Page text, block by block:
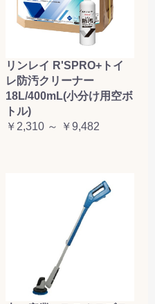
リンレイ R'SPRO+トイ
レ防汚クリーナー
18L/400mL(小分け用空ボ
トル)
￥2,310 ～ ￥9,482